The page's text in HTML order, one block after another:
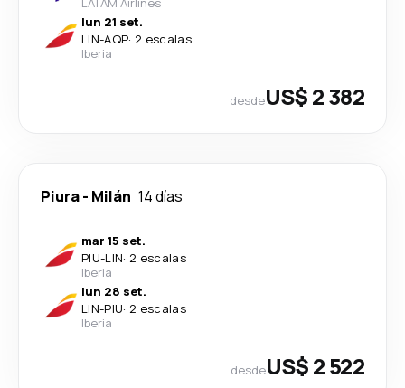
lun 21 set.
LIN-AQP· 2 escalas
Iberia
desdeUS$ 2 382
Piura- Milán 14 días
mar 15 set.
PIU-LIN· 2 escalas
Iberia
lun 28 set.
LIN-PIU· 2 escalas
Iberia
desdeUS$ 2 522